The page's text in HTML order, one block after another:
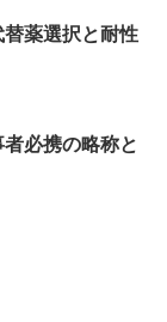
薬選択と耐性
必携の略称と